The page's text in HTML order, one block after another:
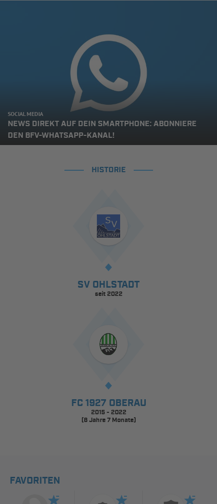
SOCIAL MEDIA
NEWS DIREKT AUF DEIN SMARTPHONE: ABONNIERE
DEN BFV-WHATSAPP-KANAL!
HISTORIE
SV OHLSTADT
seit 2022
FC 1927 OBERAU
2015 - 2022
(6 Jahre 7 Monate)
FAVORITEN